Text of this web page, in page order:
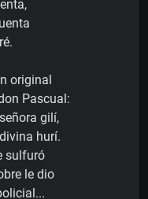
original
Pascual:
gilí,
hurí.
sulfuró
le dio